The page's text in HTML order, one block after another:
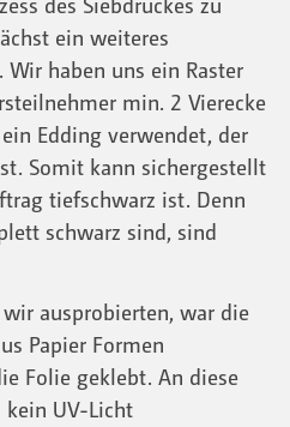
ein weiteres
haben uns ein Raster
min. 2 Vierecke
Edding verwendet, der
Somit kann sichergestellt
tiefschwarz ist. Denn
schwarz sind, sind
ausprobierten, war die
Papier Formen
Folie geklebt. An diese
kein UV-Licht